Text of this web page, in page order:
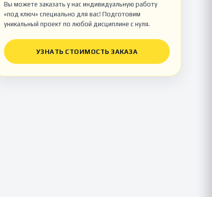
Вы можете заказать у нас индивидуальную работу
«под ключ» специально для вас! Подготовим
уникальный проект по любой дисциплине с нуля.
УЗНАТЬ СТОИМОСТЬ ЗАКАЗА